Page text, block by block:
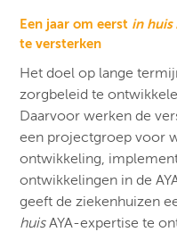
Een jaar om eerst in huis
te versterken
Het doel op lange
zorgbeleid te
Daarvoor werken de
een projectgroep voor
ontwikkeling,
ontwikkelingen in de
geeft de ziekenhuizen
huisAYA-expertise te